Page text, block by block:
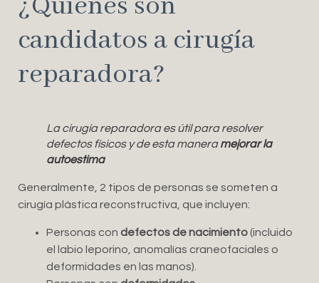
candidatos a cirugía
reparadora?
La cirugía reparadora es útil para resolver
defectos físicos y de esta maneramejorar la
autoestima
Generalmente, 2 tipos de personas se someten a
cirugía plástica reconstructiva, que incluyen:
Personas con defectos de nacimiento(incluido
el labio leporino, anomalías craneofaciales o
deformidades en las manos).